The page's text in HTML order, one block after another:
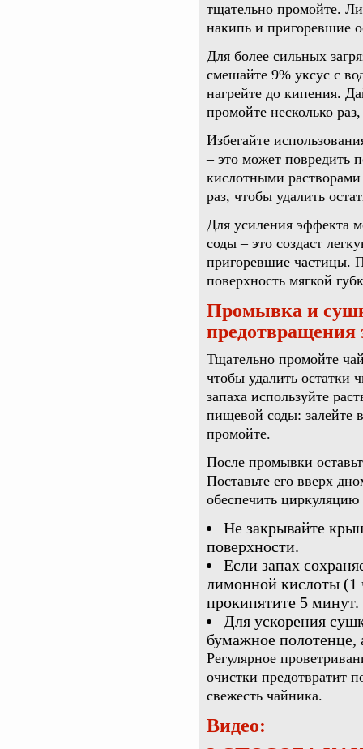
тщательно промойте.
накипь и пригоревшие
Для более сильных
смешайте 9% уксус с
нагрейте до кипения.
промойте несколько
Избегайте
– это может повредить
кислотными
раз, чтобы удалить
Для усиления эффекта
соды – это создаст
пригоревшие частицы.
поверхность мягкой
Промывка и
предотвращения
Тщательно промойте
чтобы удалить остатки
запаха используйте
пищевой соды: залейте
промойте.
После промывки
Поставьте его вверх
обеспечить циркуляцию
Не закрывайте
поверхности.
Если запах
лимонной кислоты (1
прокипятите 5 минут.
Для ускорения
бумажное полотенце,
Регулярное
очистки предотвратит
свежесть чайника.
Видео: